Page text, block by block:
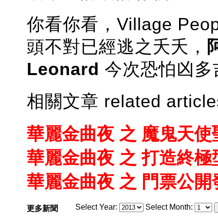
你看你看，Village
頭不對已經逃之夭夭，
Leonard 今次恐怕凶
相關文章 related
華麗金曲夜 之 魔鬼天使
華麗金曲夜 之 打造終極
華麗金曲夜 之 門票公開
Select Year: Select Month:
更多新聞